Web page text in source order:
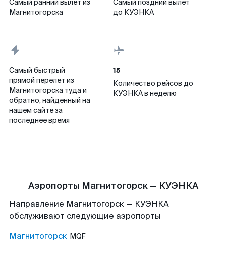
Самый ранний вылет из
Магнитогорска
Самый поздний вылет
до КУЭНКА
Самый быстрый
прямой перелет из
Магнитогорска туда и
обратно, найденный на
нашем сайте за
последнее время
15
Количество рейсов до
КУЭНКА в неделю
Аэропорты Магнитогорск — КУЭНКА
Направление Магнитогорск — КУЭНКА
обслуживают следующие аэропорты
Магнитогорск MQF